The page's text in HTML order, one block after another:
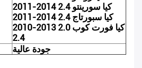
2011-2014 كيا سورينتو 2.4
2011-2014 كيا سبورتاج 2.4
2010-2013 كيا فورت كوب 2.0
2.4
جودة عالية